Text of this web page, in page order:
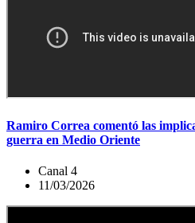
Ramiro Correa comentó las
guerra en Medio Oriente
Canal 4
11/03/2026